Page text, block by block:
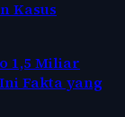
Kasus
1,5 Miliar
Fakta yang